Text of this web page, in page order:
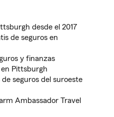
desde el 2017
de seguros en
y finanzas
Pittsburgh
seguros del suroeste
Ambassador Travel